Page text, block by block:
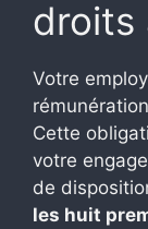
droits
Votre
Cette
votre
de
les huit